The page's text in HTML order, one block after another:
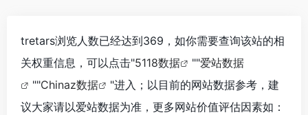
tretars浏览人数已经达到369，如你需要查询该站的相
关权重信息，可以点击"5118数据 ""爱站数据
""Chinaz数据
"进入；以目前的网站数据参考，建
议大家请以爱站数据为准，更多网站价值评估因素如：